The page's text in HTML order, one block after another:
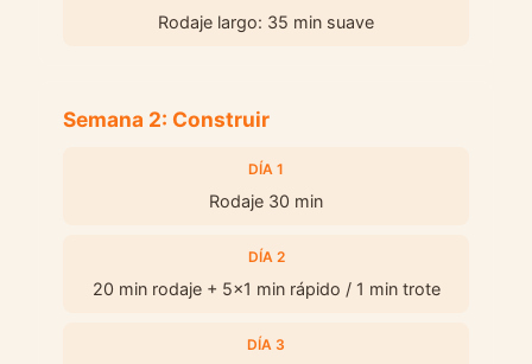
Rodaje largo: 35 min suave
Semana 2: Construir
DÍA 1
Rodaje 30 min
DÍA 2
20 min rodaje + 5x1 min rápido / 1 min trote
DÍA 3